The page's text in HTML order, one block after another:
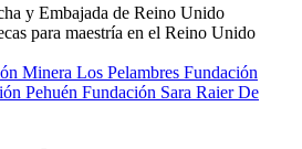
y Embajada de Reino Unido
para maestría en el Reino Unido
Minera Los Pelambres Fundación
Pehuén Fundación Sara Raier De